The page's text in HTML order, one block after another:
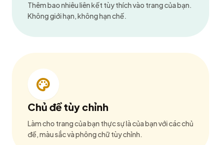
Thêm bao nhiêu liên kết tùy thích vào trang của bạn.
Không giới hạn, không hạn chế.
palette
Chủ đề tùy chỉnh
Làm cho trang của bạn thực sự là của bạn với các chủ
đề, màu sắc và phông chữ tùy chỉnh.